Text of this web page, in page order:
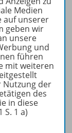
Medien
auf unserer
geben wir
unsere
und
führen
mit weiteren
Nutzung der
des
in diese
S. 1 a)